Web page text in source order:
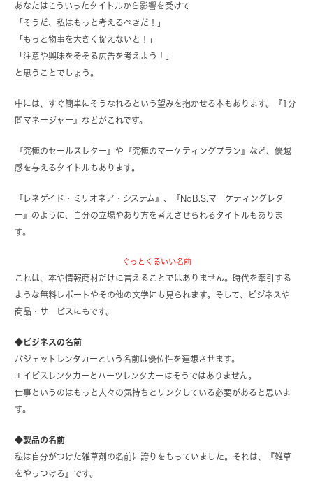
あなたはこういったタイトルから影響を受けて
「そうだ、私はもっと考えるべきだ！」
「もっと物事を大きく捉えないと！」
「注意や興味をそそる広告を考えよう！」
と思うことでしょう。
中には、すぐ簡単にそうなれるという望みを抱かせる本もあります。『1分
間マネージャー』などがこれです。
『究極のセールスレター』や『究極のマーケティングプラン』など、優越
感を与えるタイトルもあります。
『レネゲイド・ミリオネア・システム』、『NoB.S.マーケティングレタ
ー』のように、自分の立場やあり方を考えさせられるタイトルもありま
す。
ぐっとくるいい名前
これは、本や情報商材だけに言えることではありません。時代を牽引する
ような無料レポートやその他の文学にも見られます。そして、ビジネスや
商品・サービスにもです。
◆ビジネスの名前
バジェットレンタカーという名前は優位性を連想させます。
エイビスレンタカーとハーツレンタカーはそうではありません。
仕事というのはもっと人々の気持ちとリンクしている必要があると思いま
す。
◆製品の名前
私は自分がつけた雑草剤の名前に誇りをもっていました。それは、『雑草
をやっつけろ』です。